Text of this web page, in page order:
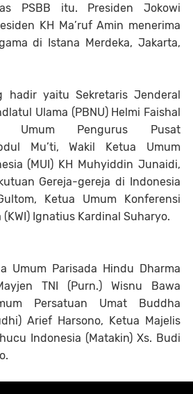
PSBB itu. Presiden Jokowi
KH Ma’ruf Amin menerima
di Istana Merdeka, Jakarta,
hadir yaitu Sekretaris Jenderal
Ulama (PBNU) Helmi Faishal
Umum Pengurus Pusat
Mu’ti, Wakil Ketua Umum
(MUI) KH Muhyiddin Junaidi,
Gereja-gereja di Indonesia
Ketua Umum Konferensi
Ignatius Kardinal Suharyo.
Umum Parisada Hindu Dharma
TNI (Purn.) Wisnu Bawa
Persatuan Umat Buddha
Arief Harsono, Ketua Majelis
Indonesia (Matakin) Xs. Budi